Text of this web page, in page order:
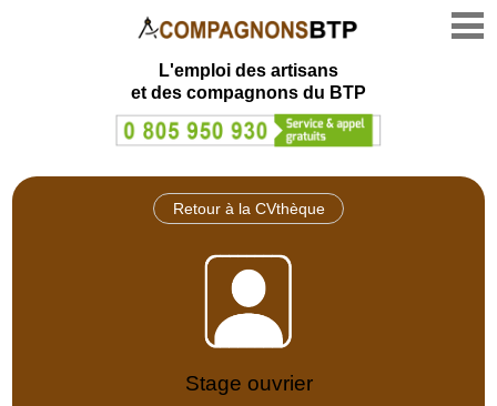
L'emploi des artisans
et des compagnons du BTP
Retour à la CVthèque
Stage ouvrier